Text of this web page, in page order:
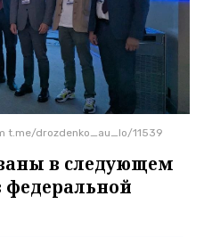
t.me/drozdenko_au_lo/11539
в следующем
федеральной